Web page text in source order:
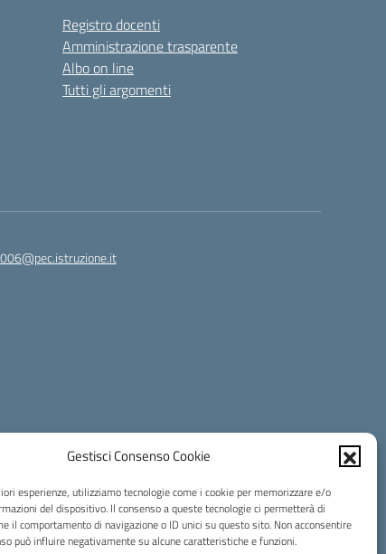
Gestisci Consenso Cookie
esperienze, utilizziamo tecnologie come i cookie per memorizzare e/o
del dispositivo. Il consenso a queste tecnologie ci permetterà di
il comportamento di navigazione o ID unici su questo sito. Non acconsentire
può influire negativamente su alcune caratteristiche e funzioni.
Registro docenti
Amministrazione trasparente
Albo on line
Tutti gli argomenti